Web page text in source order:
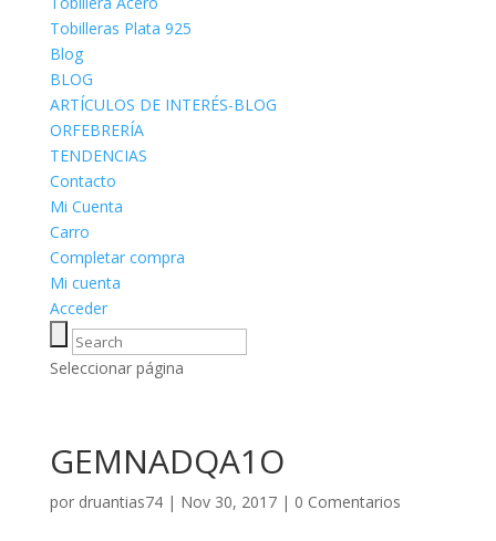
Tobilleras Plata 925
Blog
BLOG
ARTÍCULOS DE INTERÉS-BLOG
ORFEBRERÍA
TENDENCIAS
Contacto
Mi Cuenta
Carro
Completar compra
Mi cuenta
Acceder
Seleccionar página
GEMNADQA1O
por druantias74| Nov 30, 2017| 0 Comentarios